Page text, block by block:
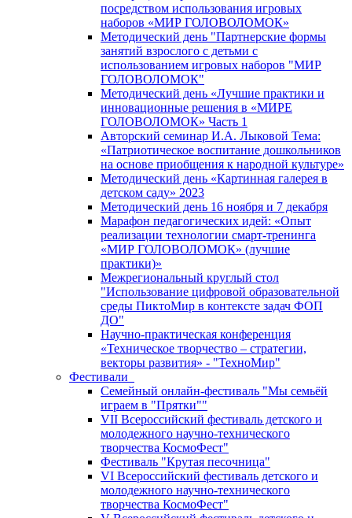
посредством использования игровых
наборов «МИР ГОЛОВОЛОМОК»
Методический день "Партнерские формы
занятий взрослого с детьми с
использованием игровых наборов "МИР
ГОЛОВОЛОМОК"
Методический день «Лучшие практики и
инновационные решения в «МИРЕ
ГОЛОВОЛОМОК» Часть 1
Авторский семинар И.А. Лыковой Тема:
«Патриотическое воспитание дошкольников
на основе приобщения к народной культуре»
Методический день «Картинная галерея в
детском саду» 2023
Методический день 16 ноября и 7 декабря
Марафон педагогических идей: «Опыт
реализации технологии смарт-тренинга
«МИР ГОЛОВОЛОМОК» (лучшие
практики)»
Межрегиональный круглый стол
"Использование цифровой образовательной
среды ПиктоМир в контексте задач ФОП
ДО"
Научно-практическая конференция
«Техническое творчество – стратегии,
векторы развития» - "ТехноМир"
Фестивали
Семейный онлайн-фестиваль "Мы семьёй
играем в "Прятки""
VII Всероссийский фестиваль детского и
молодежного научно-технического
творчества КосмоФест"
Фестиваль "Крутая песочница"
VI Всероссийский фестиваль детского и
молодежного научно-технического
творчества КосмоФест"